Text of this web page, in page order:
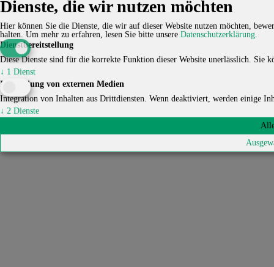
Dienste, die wir nutzen möchten
Hier können Sie die Dienste, die wir auf dieser Website nutzen möchten,
halten. Um mehr zu erfahren, lesen Sie bitte unsere Datenschutzerklärung.
Dienstbereitstellung
Diese Dienste sind für die korrekte Funktion dieser Website unerlässlich.
↓ 1 Dienst
Einbindung von externen Medien
Integration von Inhalten aus Drittdiensten. Wenn deaktiviert, werden einige
↓ 2 Dienste